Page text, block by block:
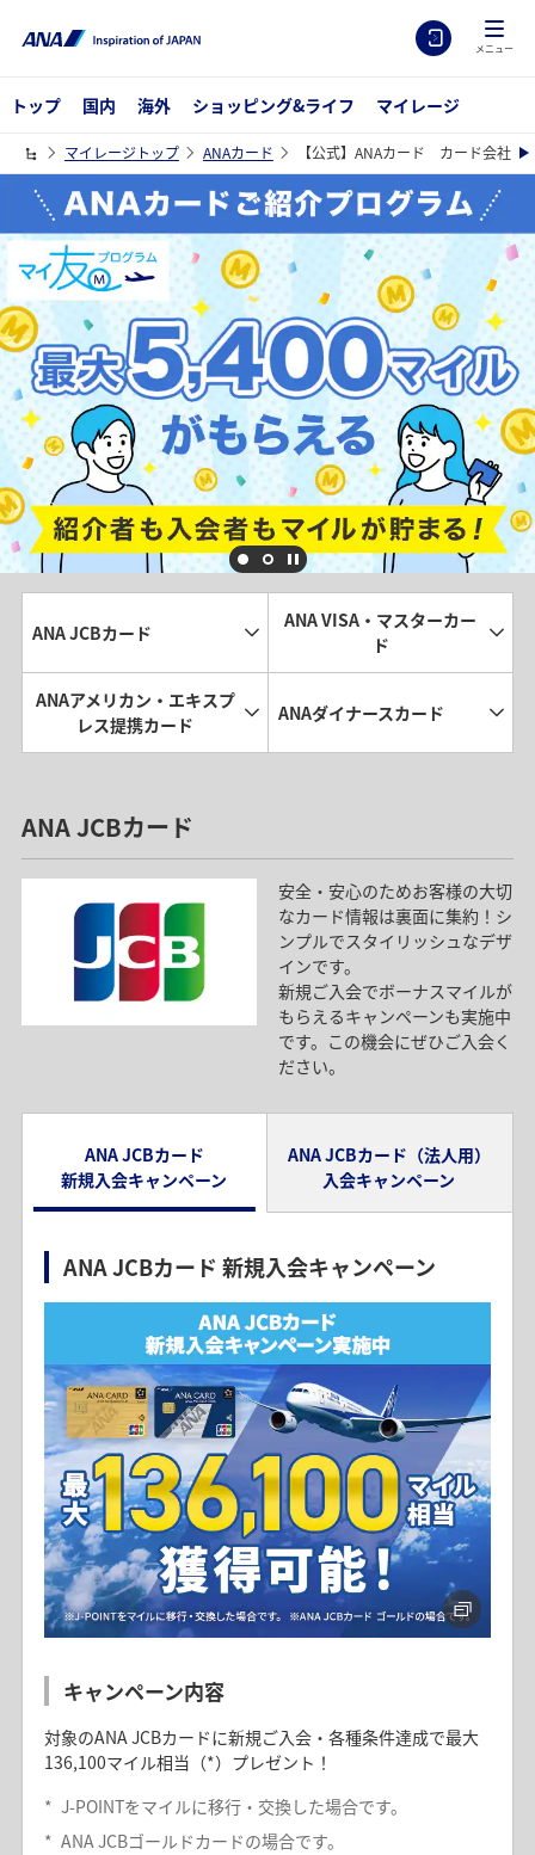
メニュー
トップ 国内 海外 ショッピング&ライフ マイレージ
マイレージトップ ANAカード 【公式】ANAカード カード会社別
ANAカードご紹介プログラム マイ友プログラム 最大5400マイルが
もらえる 紹介者も入会者もマイルが貯まる！
ANA JCBカード
ANA VISA・マスターカー
ド
ANAアメリカン・エキスプ
レス提携カード
ANAダイナースカード
ANA JCBカード
安全・安心のためお客様の大切
なカード情報は裏面に集約！シ
ンプルでスタイリッシュなデザ
インです。
新規ご入会でボーナスマイルが
もらえるキャンペーンも実施中
です。この機会にぜひご入会く
ださい。
ANA JCBカード
新規入会キャンペーン
ANA JCBカード（法人用）
入会キャンペーン
ANA JCBカード 新規入会キャンペーン
キャンペーン内容
対象のANA JCBカードに新規ご入会・各種条件達成で最大
136,100マイル相当（*）プレゼント！
* J-POINTをマイルに移行・交換した場合です。
* ANA JCBゴールドカードの場合です。